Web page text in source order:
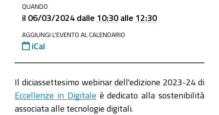
impresa-
digitale/news/paradigma-
industria-
5-
0
Paradigma
"Industria
5.0"
QUANDO
il 06/03/2024 dalle 10:30 alle 12:30
AGGIUNGI L'EVENTO AL CALENDARIO
iCal
Il diciassettesimo webinar dell'edizione 2023-24 di
Eccellenze in Digitale è dedicato alla sostenibilità
associata alle tecnologie digitali.